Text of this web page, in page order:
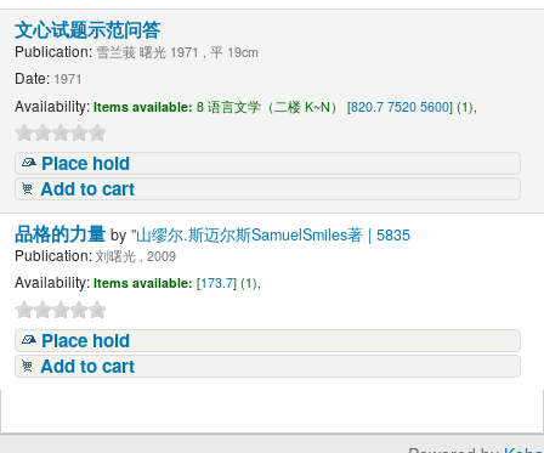
文心试题示范问答
Publication: 雪兰莪 曙光 1971 , 平 19cm
Date: 1971
Availability: Items available: 8 语言文学（二楼 K~N） [820.7 7520 5600] (1),
Place hold
Add to cart
品格的力量by"山缪尔.斯迈尔斯SamuelSmiles著 | 5835
Publication: 刘曙光 , 2009
Availability: Items available: [173.7] (1),
Place hold
Add to cart